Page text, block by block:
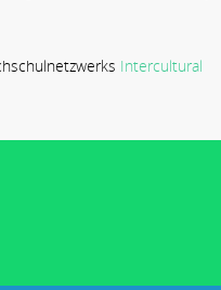
Intercultural